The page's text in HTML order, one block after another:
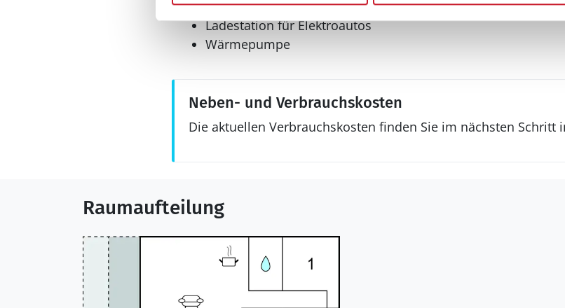
Keine Vermietung an Jugendgruppen
Ladestation für Elektroautos
Wärmepumpe
Neben- und Verbrauchskosten
Die aktuellen Verbrauchskosten finden Sie im nächsten Schritt
Raumaufteilung